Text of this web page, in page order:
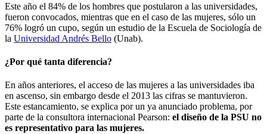
Este año el 84% de los hombres que postularon a las universidades,
fueron convocados, mientras que en el caso de las mujeres, sólo un
76% logró un cupo, según un estudio de la Escuela de Sociología de
la Universidad Andrés Bello (Unab).
¿Por qué tanta diferencia?
En años anteriores, el acceso de las mujeres a las universidades iba
en ascenso, sin embargo desde el 2013 las cifras se mantuvieron.
Este estancamiento, se explica por un ya anunciado problema, por
parte de la consultora internacional Pearson: el diseño de la PSU no
es representativo para las mujeres.